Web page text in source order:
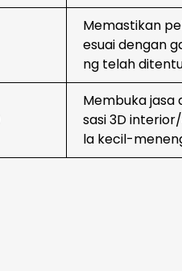
Memastikan
esuai dengan
ng telah
Membuka jasa
sasi 3D
la kecil-